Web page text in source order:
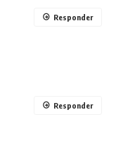
Responder
Responder